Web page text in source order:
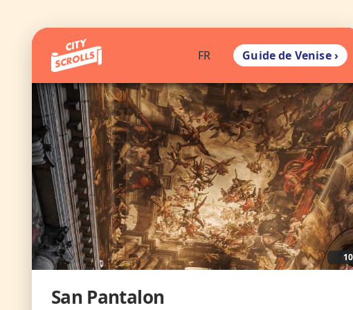
FR Guide de Venise ›
10
San Pantalon